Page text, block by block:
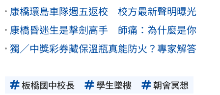
康橋環島車隊週五返校 校方最新聲明曝光
康橋昏迷生是擊劍高手 師痛：為什麼是你
獨／中獎彩券藏保溫瓶真能防火？專家解答
板橋國中校長 學生墜樓 朝會冥想